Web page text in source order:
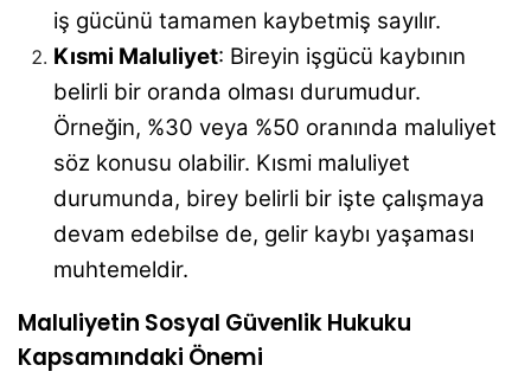
iş gücünü tamamen kaybetmiş sayılır.
Kısmi Maluliyet: Bireyin işgücü kaybının
belirli bir oranda olması durumudur.
Örneğin, %30 veya %50 oranında maluliyet
söz konusu olabilir. Kısmi maluliyet
durumunda, birey belirli bir işte çalışmaya
devam edebilse de, gelir kaybı yaşaması
muhtemeldir.
Maluliyetin Sosyal Güvenlik Hukuku
Kapsamındaki Önemi